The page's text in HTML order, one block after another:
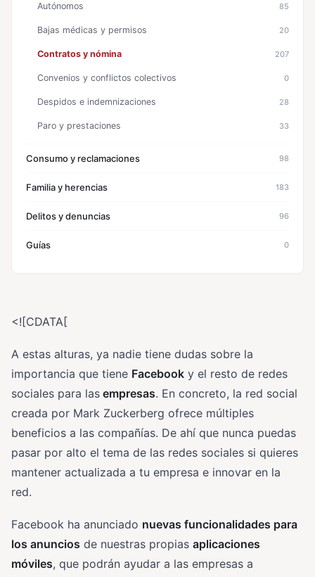
Autónomos 85
Bajas médicas y permisos 20
Contratos y nómina 207
Convenios y conflictos colectivos 0
Despidos e indemnizaciones 28
Paro y prestaciones 33
Consumo y reclamaciones 98
Familia y herencias 183
Delitos y denuncias 96
Guías 0
<![CDATA[
A estas alturas, ya nadie tiene dudas sobre la
importancia que tiene Facebook y el resto de redes
sociales para las empresas. En concreto, la red social
creada por Mark Zuckerberg ofrece múltiples
beneficios a las compañías. De ahí que nunca puedas
pasar por alto el tema de las redes sociales si quieres
mantener actualizada a tu empresa e innovar en la
red.
Facebook ha anunciado nuevas funcionalidades para
los anuncios de nuestras propias aplicaciones
móviles, que podrán ayudar a las empresas a